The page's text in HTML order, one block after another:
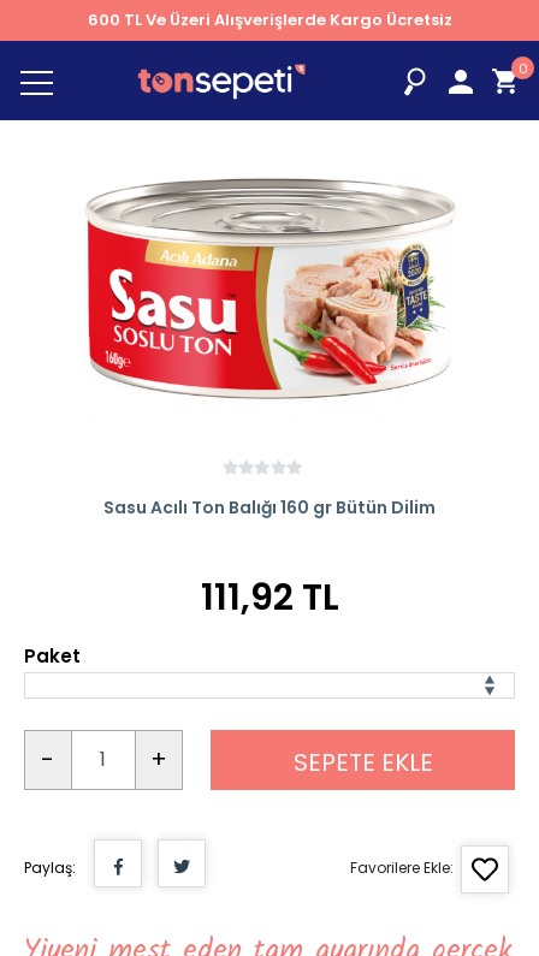
600 TL Ve Üzeri Alışverişlerde Kargo Ücretsiz
0
Sasu Acılı Ton Balığı 160 gr Bütün Dilim
111,92 TL
Paket
- + SEPETE EKLE
Paylaş: Favorilere Ekle: